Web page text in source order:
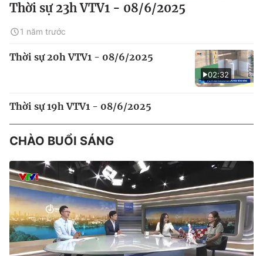
Thời sự 23h VTV1 - 08/6/2025
1 năm trước
02:32
Thời sự 20h VTV1 - 08/6/2025
Thời sự 19h VTV1 - 08/6/2025
CHÀO BUỔI SÁNG